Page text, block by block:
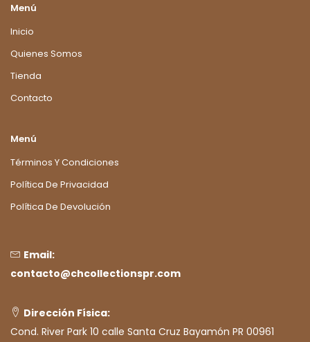
Menú
Inicio
Quienes Somos
Tienda
Contacto
Menú
Términos Y Condiciones
Política De Privacidad
Política De Devolución
Email:
contacto@chcollectionspr.com
Dirección Física:
Cond. River Park 10 calle Santa Cruz Bayamón PR 00961